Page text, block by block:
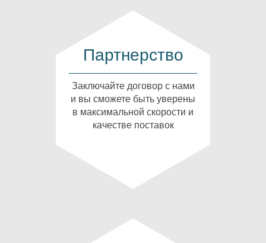
Партнерство
Заключайте договор с нами
и вы сможете быть уверены
в максимальной скорости и
качестве поставок